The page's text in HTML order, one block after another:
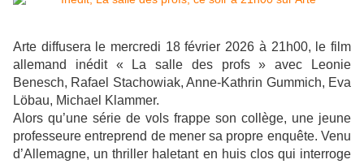
Arte diffusera le mercredi 18 février 2026 à 21h00, le film
allemand inédit « La salle des profs » avec Leonie
Benesch, Rafael Stachowiak, Anne-Kathrin Gummich, Eva
Löbau, Michael Klammer.
Alors qu’une série de vols frappe son collège, une jeune
professeure entreprend de mener sa propre enquête. Venu
d’Allemagne, un thriller haletant en huis clos qui interroge